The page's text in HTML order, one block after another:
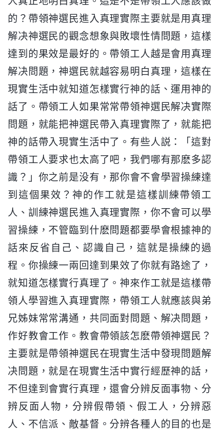
的？帶領神選民進入真理實際主要就是用真理
解决神選民的觀念想象與敗壞性情問題，這樣
達到的果效是最好的。帶領工人越是會用真理
解决問題，神選民就越容易明白真理，這樣在
現實生活中就知道怎樣實行神的話、運用神的
話了。帶領工人如果常常帶領神選民解决實際
問題，就能把神選民帶入真理實際了，就能把
神的話帶入現實生活中了。有些人説：「這對
帶領工人要求也太高了吧，我們哪有那麽多認
識？」你之前是没有，那你會不會學習操練達
到這個果效？神的作工就是這樣訓練帶領工
人、訓練神選民進入真理實際，你不會可以學
習操練，不管臨到什麽問題都要學會根據神的
話來反省自己、認識自己，這就是操練的過
程。你操練一兩回達到果效了你就有路途了，
就知道怎樣實行真理了。神來作工就是這樣帶
領人學習進入真理實際，帶領工人就應該與弟
兄姊妹常常溝通，共同面對問題、解决問題，
作好教會工作。教會帶領該怎麽帶領神選民？
主要就是帶領神選民在現實生活中發現問題解
决問題，就是在現實生活中實行經歷神的話，
不但達到會實行真理，還會分辨反面事物、分
辨反面人物，分辨假帶領、假工人，分辨惡
人、不信派、敵基督。分辨各種人的目的也是